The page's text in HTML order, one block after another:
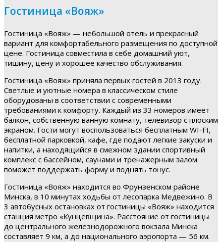
Гостиница «Вояж»
Гостиница «Вояж» — небольшой отель и прекрасный
вариант для комфортабельного размещения по доступной
цене. Гостиница совместила в себе домашний уют,
тишину, цену и хорошее качество обслуживания.
Гостиница «Вояж» приняла первых гостей в 2013 году.
Светлые и уютные номера в классическом стиле
оборудованы в соответствии с современными
требованиями к комфорту. Каждый из 33 номеров имеет
балкон, собственную ванную комнату, телевизор с плоским
экраном. Гости могут воспользоваться бесплатным WI-FI,
бесплатной парковкой, кафе, где подают легкие закуски и
напитки, а находящийся в смежном здании спортивный
комплекс с бассейном, саунами и тренажерным залом
поможет поддержать форму и поднять тонус.
Гостиница «Вояж» находится во Фрунзенском районе
Минска, в 10 минутах ходьбы от лесопарка Медвежино. В
3 автобусных остановках от гостиницы «Вояж» находится
станция метро «Кунцевщина». Расстояние от гостиницы
до центрального железнодорожного вокзала Минска
составляет 9 км, а до национального аэропорта — 56 км.